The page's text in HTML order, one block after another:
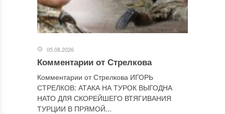
Этот сайт использует Akismet для борьбы со спамом.
Узнайте, как обрабатываются ваши данные комментариев
персональных данных.
05.08.2026
Комментарии от Стрелкова
Комментарии от Стрелкова ИГОРЬ
СТРЕЛКОВ: АТАКА НА ТУРОК ВЫГОДНА
НАТО ДЛЯ СКОРЕЙШЕГО ВТЯГИВАНИЯ
ТУРЦИИ В ПРЯМОЙ...